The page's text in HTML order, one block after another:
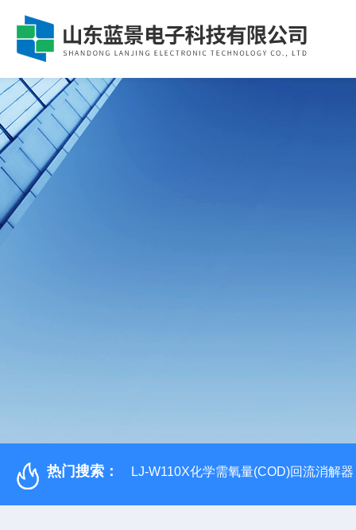
热门搜索： LJ-W110X化学需氧量(COD)回流消解器